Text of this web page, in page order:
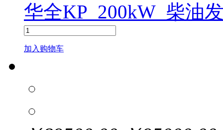
华全KP_200kW_柴油
加入购物车